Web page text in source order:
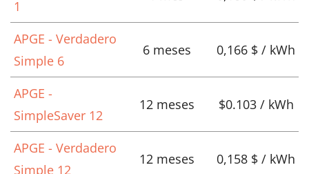
1
APGE - Verdadero
Simple 6
6 meses 0,166 $ / kWh
APGE -
SimpleSaver 12
12 meses $0.103 / kWh
APGE - Verdadero
Simple 12
12 meses 0,158 $ / kWh